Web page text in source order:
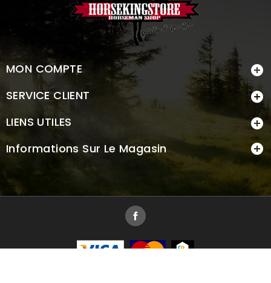
MON COMPTE 
SERVICE CLIENT 
LIENS UTILES 
Informations Sur Le Magasin 